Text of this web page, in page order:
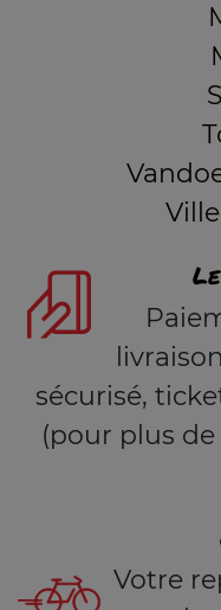
sécurisé,
(pour plus
Votre